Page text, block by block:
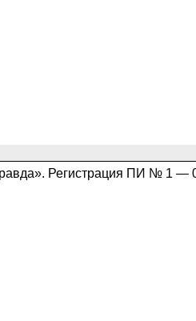
Регистрация ПИ № 1 —